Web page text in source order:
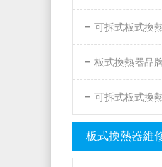
- 可拆式板式換熱器
- 板式換熱器品牌
- 可拆式板式換
板式換熱器維